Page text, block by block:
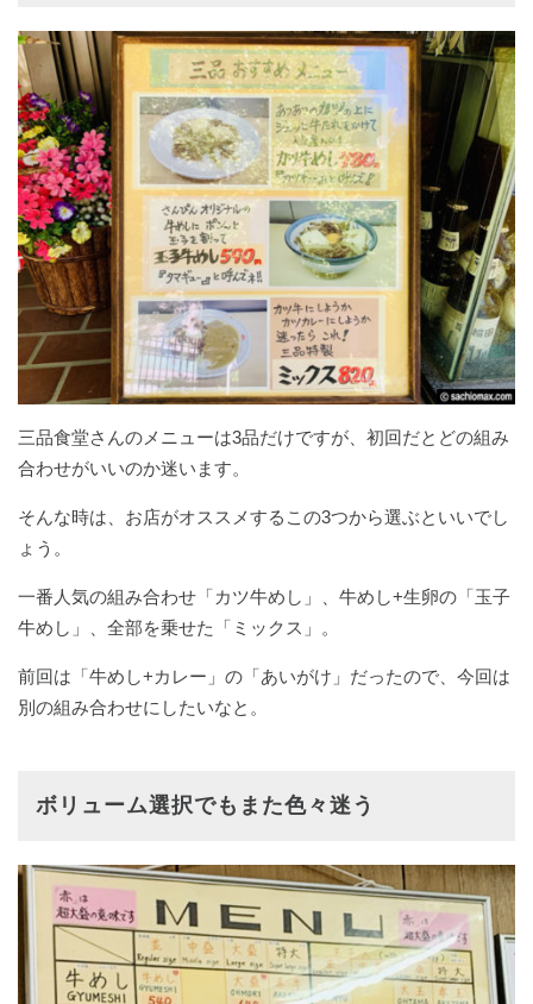
三品食堂さんのメニューは3品だけですが、初回だとどの組み
合わせがいいのか迷います。
そんな時は、お店がオススメするこの3つから選ぶといいでし
ょう。
一番人気の組み合わせ「カツ牛めし」、牛めし+生卵の「玉子
牛めし」、全部を乗せた「ミックス」。
前回は「牛めし+カレー」の「あいがけ」だったので、今回は
別の組み合わせにしたいなと。
ボリューム選択でもまた色々迷う